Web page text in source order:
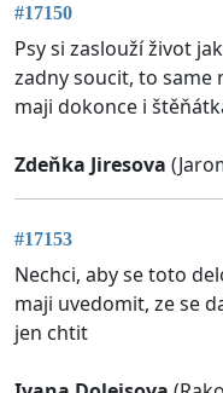
#17150
Psy si zaslouží život
zadny soucit, to
maji dokonce i
Zdeňka Jiresova
#17153
Nechci, aby se toto
maji uvedomit, ze se
jen chtit